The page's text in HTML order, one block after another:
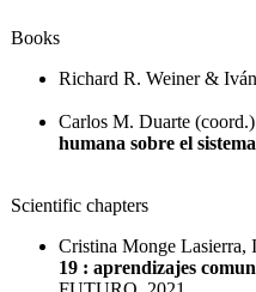
Books
Richard R. Weiner &
Carlos M. Duarte
humana sobre el
Scientific chapters
Cristina Monge Lasierra,
19 : aprendizajes